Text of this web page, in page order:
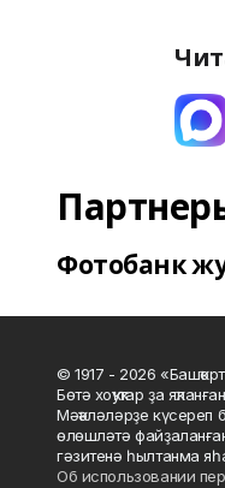
Фотобанк
© 1917 - 2026
Бөтә хоҡуҡтар ҙа
Мәҡәләләрҙе күсереп
өлөшләтә
гәзитенә һылтанма
Об использовании